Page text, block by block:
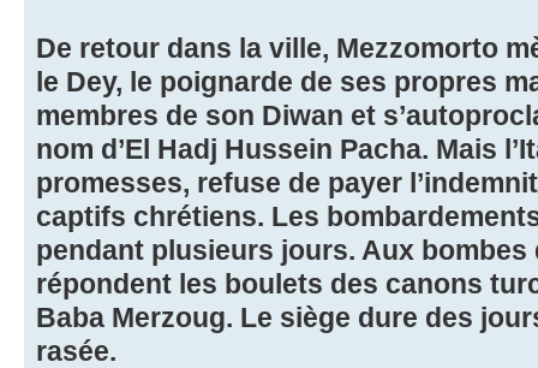
De retour dans la ville, Mezzomorto
le Dey, le poignarde de ses propres
membres de son Diwan et
nom d’El Hadj Hussein Pacha. Mais
promesses, refuse de payer
captifs chrétiens. Les
pendant plusieurs jours. Aux
répondent les boulets des canons
Baba Merzoug. Le siège dure des
rasée.